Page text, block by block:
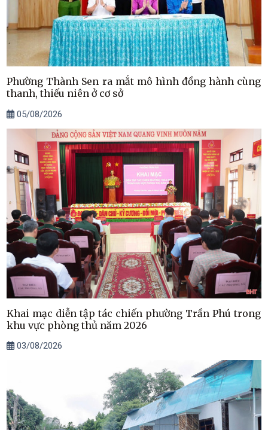
Phường Thành Sen ra mắt mô hình đồng hành cùng
thanh, thiếu niên ở cơ sở
05/08/2026
Khai mạc diễn tập tác chiến phường Trần Phú trong
khu vực phòng thủ năm 2026
03/08/2026